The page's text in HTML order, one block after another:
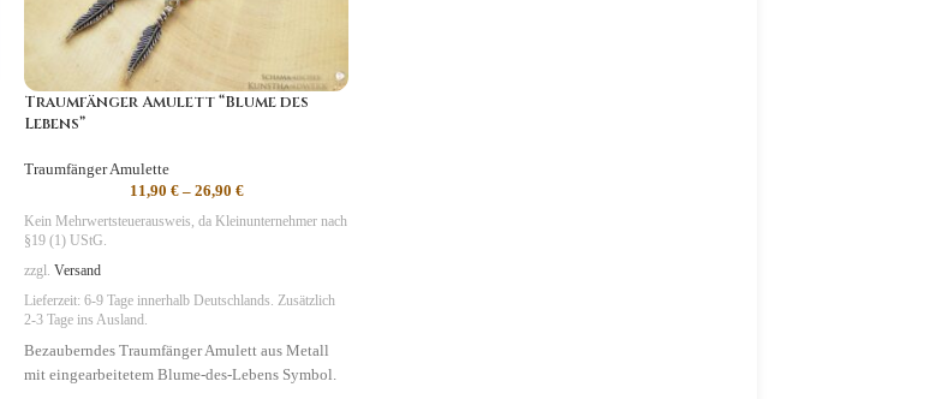
Traumfänger Amulett “Blume des
Lebens”
Traumfänger Amulette
11,90 €– 26,90 €
Kein Mehrwertsteuerausweis, da Kleinunternehmer nach
§19 (1) UStG.
zzgl. Versand
Lieferzeit: 6-9 Tage innerhalb Deutschlands. Zusätzlich
2-3 Tage ins Ausland.
Bezauberndes Traumfänger Amulett aus Metall
mit eingearbeitetem Blume-des-Lebens Symbol.